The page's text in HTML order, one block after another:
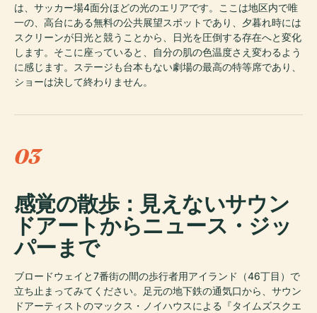
は、サッカー場4面分ほどの光のエリアです。ここは地区内で唯
一の、高台にある無料の公共展望スポットであり、夕暮れ時には
スクリーンが日光と競うことから、日光を圧倒する存在へと変化
します。そこに座っていると、自分の肌の色温度さえ変わるよう
に感じます。ステージも台本もない劇場の最高の特等席であり、
ショーは決して終わりません。
03
感覚の散歩：見えないサウン
ドアートからニュース・ジッ
パーまで
ブロードウェイと7番街の間の歩行者用アイランド（46丁目）で
立ち止まってみてください。足元の地下鉄の通気口から、サウン
ドアーティストのマックス・ノイハウスによる『タイムズスクエ